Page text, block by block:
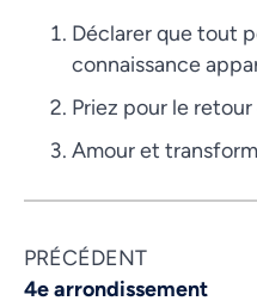
Déclarer que tout
connaissance
Priez pour le
Amour et
PRÉCÉDENT
4e arrondissement